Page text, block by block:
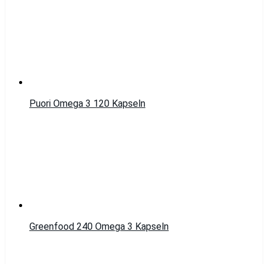
Puori Omega 3 120 Kapseln
Greenfood 240 Omega 3 Kapseln